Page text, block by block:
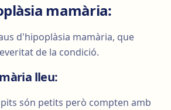
mamària:
d'hipoplàsia mamària, que
de la condició.
lleu:
pits són petits però compten amb